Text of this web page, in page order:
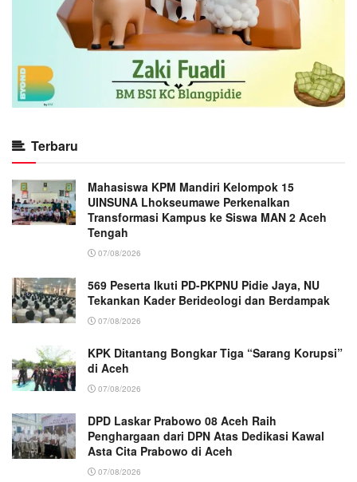
Terbaru
Mahasiswa KPM Mandiri Kelompok 15
UINSUNA Lhokseumawe Perkenalkan
Transformasi Kampus ke Siswa MAN 2 Aceh
Tengah
07/08/2026
569 Peserta Ikuti PD-PKPNU Pidie Jaya, NU
Tekankan Kader Berideologi dan Berdampak
07/08/2026
KPK Ditantang Bongkar Tiga “Sarang Korupsi”
di Aceh
07/08/2026
DPD Laskar Prabowo 08 Aceh Raih
Penghargaan dari DPN Atas Dedikasi Kawal
Asta Cita Prabowo di Aceh
07/08/2026